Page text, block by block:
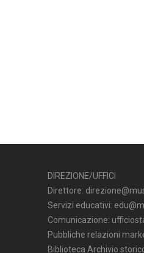
DIREZIONE/UFFICI
Direttore:
Servizi educativi:
Comunicazione:
Pubbliche relazioni
Biblioteca Archivio